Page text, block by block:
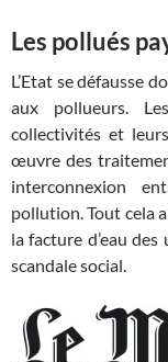
Les pollués
L’Etat se défausse
aux pollueurs.
collectivités et
œuvre des
interconnexion
pollution. Tout cela
la facture d’eau des
scandale social.